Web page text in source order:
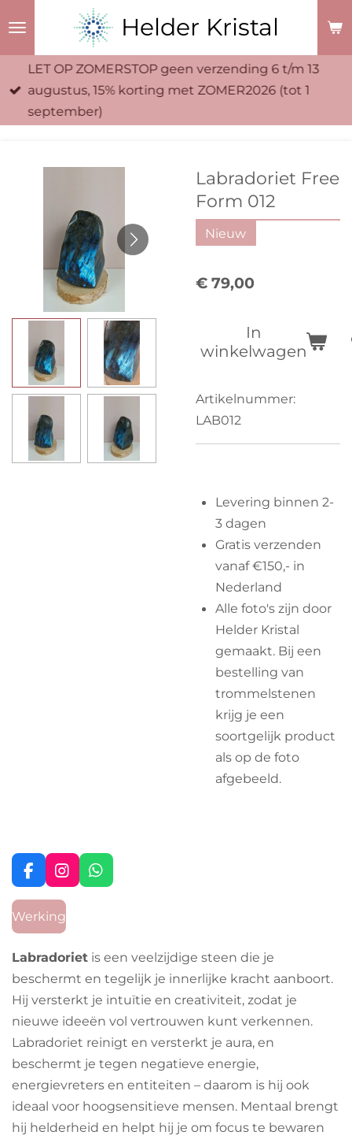
naar
Helder Kristal
LET OP ZOMERSTOP geen verzending 6 t/m 13
augustus, 15% korting met ZOMER2026 (tot 1
september)
Labradoriet Free
Form 012
Nieuw
€ 79,00
In
winkelwagen
Artikelnummer:
LAB012
Levering binnen 2-
3 dagen
Gratis verzenden
vanaf €150,- in
Nederland
Alle foto's zijn door
Helder Kristal
gemaakt. Bij een
bestelling van
trommelstenen
krijg je een
soortgelijk product
als op de foto
afgebeeld.
F
a
e
b
o
o
k
I
n
s
t
a
g
r
a
m
W
h
A
p
p
Werking
Labradoriet is een veelzijdige steen die je
beschermt en tegelijk je innerlijke kracht aanboort.
Hij versterkt je intuïtie en creativiteit, zodat je
nieuwe ideeën vol vertrouwen kunt verkennen.
Labradoriet reinigt en versterkt je aura, en
beschermt je tegen negatieve energie,
energievreters en entiteiten – daarom is hij ook
ideaal voor hoogsensitieve mensen. Mentaal brengt
hij helderheid en helpt hij je om focus te bewaren